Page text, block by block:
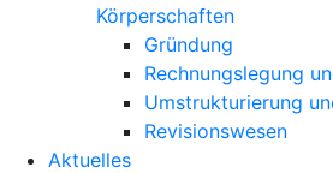
Körperschaften
Gründung
Rechnungslegung
Umstrukturierung
Revisionswesen
Aktuelles